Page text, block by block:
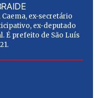
ex-secretário
ex-deputado
É prefeito de São Luís